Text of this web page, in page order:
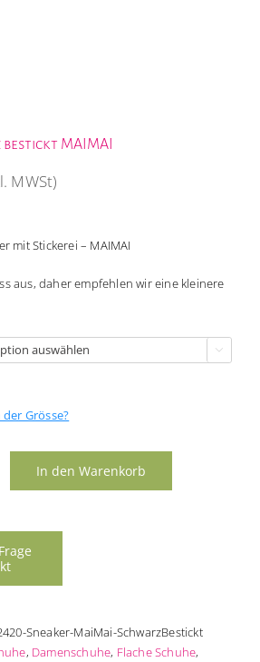
MAIMAI
MWSt)
mit Stickerei – MAIMAI
aus, daher empfehlen wir eine kleinere

Grösse?
In den Warenkorb
Sneaker-MaiMai-SchwarzBestickt
, Damenschuhe, Flache Schuhe,